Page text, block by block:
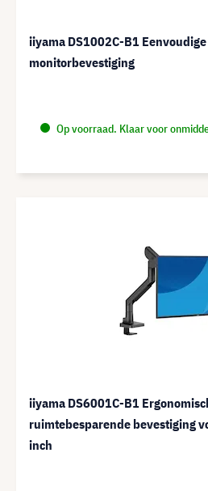
iiyama DS1002C-B1
monitorbevestiging
Op voorraad. Klaar voor
iiyama DS6001C-B1
ruimtebesparende bevestiging
inch